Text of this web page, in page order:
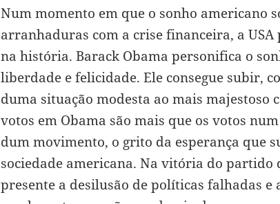
Num momento em que o sonho americano
arranhaduras com a crise financeira, a
na história. Barack Obama personifica o
liberdade e felicidade. Ele consegue subir,
duma situação modesta ao mais majestoso
votos em Obama são mais que os votos
dum movimento, o grito da esperança que
sociedade americana. Na vitória do partido
presente a desilusão de políticas falhadas e